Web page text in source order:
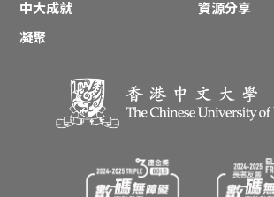
中大成就
資源分享
凝聚